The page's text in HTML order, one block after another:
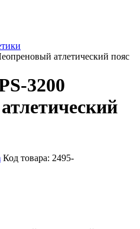
атлетический пояс
3200
Код товара: 2495-